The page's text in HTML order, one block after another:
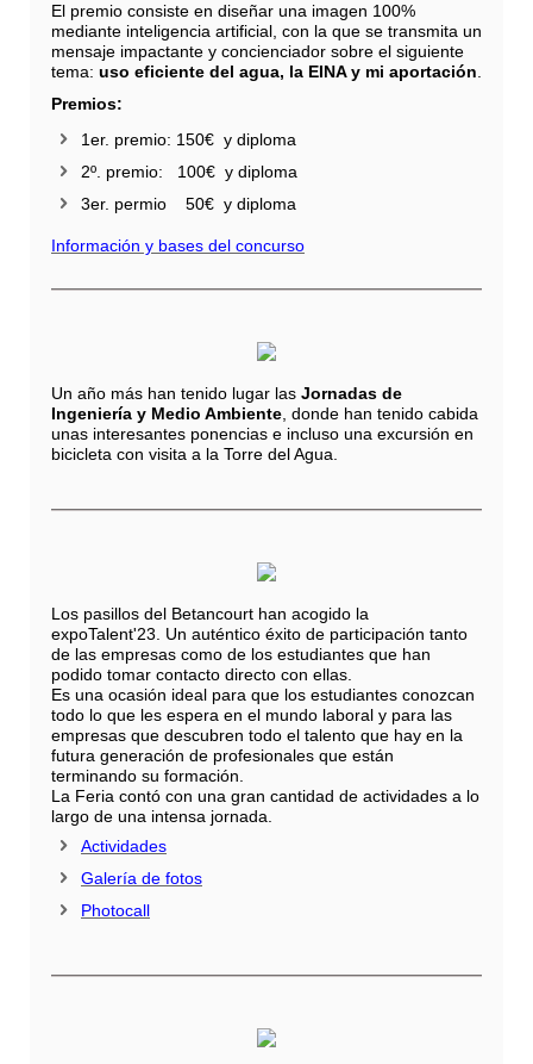
El premio consiste en diseñar una imagen 100%
mediante inteligencia artificial, con la que se transmita un
mensaje impactante y concienciador sobre el siguiente
tema: uso eficiente del agua, la EINA y mi aportación
Premios:
1er. premio: 150€ y diploma
2º. premio: 100€ y diploma
3er. permio 50€ y diploma
Información y bases del concurso
Un año más han tenido lugar las Jornadas de
Ingeniería y Medio Ambiente , donde han tenido cabida
unas interesantes ponencias e incluso una excursión en
bicicleta con visita a la Torre del Agua.
Los pasillos del Betancourt han acogido la
expoTalent'23. Un auténtico éxito de participación tanto
de las empresas como de los estudiantes que han
podido tomar contacto directo con ellas.
Es una ocasión ideal para que los estudiantes conozcan
todo lo que les espera en el mundo laboral y para las
empresas que descubren todo el talento que hay en la
futura generación de profesionales que están
terminando su formación.
La Feria contó con una gran cantidad de actividades a lo
largo de una intensa jornada.
Actividades
Galería de fotos
Photocall